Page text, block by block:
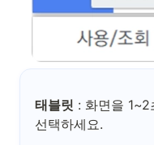
태블릿 : 화면을
선택하세요.